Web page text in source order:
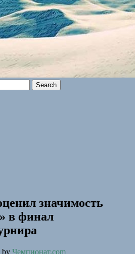
значимость
в финал
by Чемпионат.com